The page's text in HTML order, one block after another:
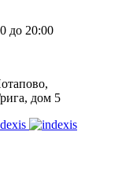
до 20:00
дом 5